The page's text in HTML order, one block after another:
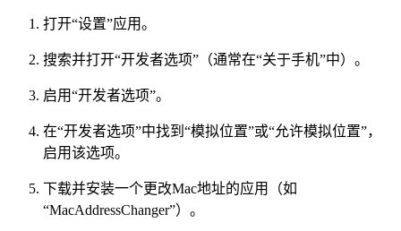
打开“设置”应用。
搜索并打开“开发者选项”（通常在“关于手机”中）。
启用“开发者选项”。
在“开发者选项”中找到“模拟位置”或“允许模拟位置”，
启用该选项。
下载并安装一个更改Mac地址的应用（如
“MacAddressChanger”）。